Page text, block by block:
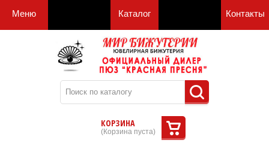
Меню Каталог Контакты
КОРЗИНА
(Корзина пуста)